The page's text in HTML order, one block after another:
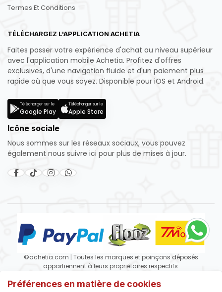
Termes Et Conditions
TÉLÉCHARGEZ L'APPLICATION ACHETIA
Faites passer votre expérience d'achat au niveau supérieur
avec l'application mobile Achetia. Profitez d'offres
exclusives, d'une navigation fluide et d'un paiement plus
rapide où que vous soyez. Disponible pour iOS et Android.
Télécharger sur le
Google Play
Télécharger sur le
Apple Store
Icône sociale
Nous sommes sur les réseaux sociaux, vous pouvez
également nous suivre ici pour plus de mises à jour.
©achetia.com | Toutes les marques et poinçons déposés
appartiennent à leurs propriétaires respectifs.
Préférences en matière de cookies